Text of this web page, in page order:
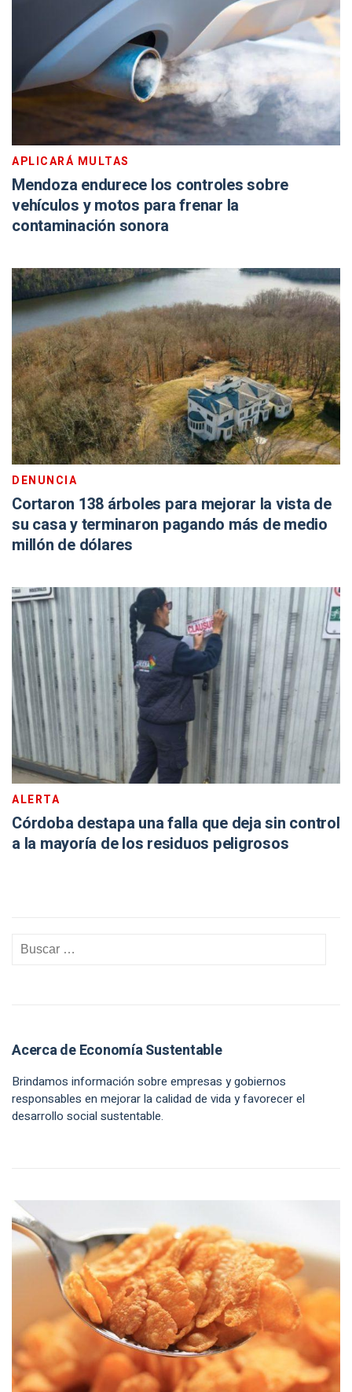
APLICARÁ MULTAS
Mendoza endurece los controles sobre
vehículos y motos para frenar la
contaminación sonora
DENUNCIA
Cortaron 138 árboles para mejorar la vista de
su casa y terminaron pagando más de medio
millón de dólares
ALERTA
Córdoba destapa una falla que deja sin control
a la mayoría de los residuos peligrosos
Acerca de Economía Sustentable
Brindamos información sobre empresas y gobiernos
responsables en mejorar la calidad de vida y favorecer el
desarrollo social sustentable.